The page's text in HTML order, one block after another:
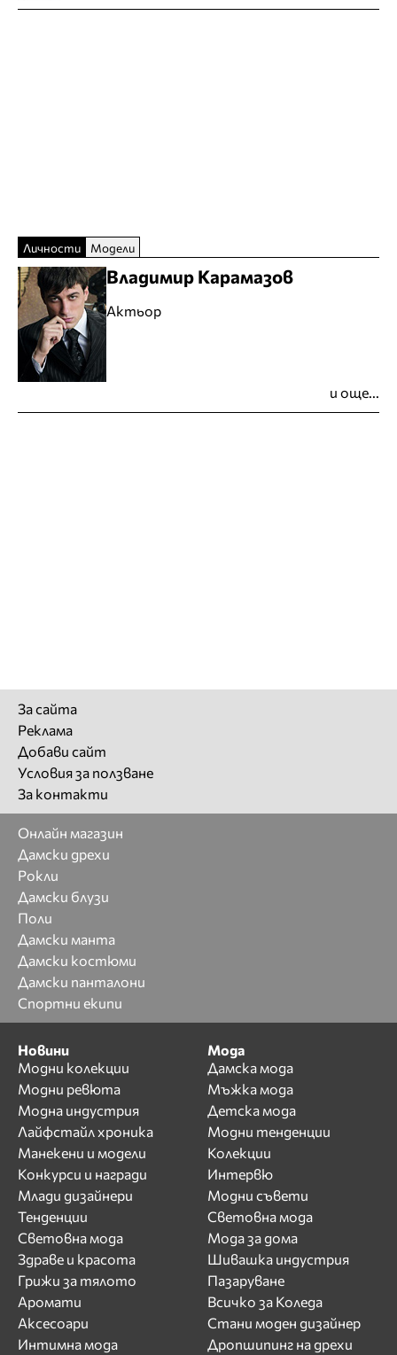
Личности Модели
Владимир Карамазов
Актьор
и още...
За сайта
Реклама
Добави сайт
Условия за ползване
За контакти
Онлайн магазин
Дамски дрехи
Рокли
Дамски блузи
Поли
Дамски манта
Дамски костюми
Дамски панталони
Спортни екипи
Новини
Модни колекции
Модни ревюта
Модна индустрия
Лайфстайл хроника
Манекени и модели
Конкурси и награди
Млади дизайнери
Тенденции
Световна мода
Здраве и красота
Грижи за тялото
Аромати
Аксесоари
Интимна мода
Мода
Дамска мода
Мъжка мода
Детска мода
Модни тенденции
Колекции
Интервю
Модни съвети
Световна мода
Мода за дома
Шивашка индустрия
Пазаруване
Всичко за Коледа
Стани моден дизайнер
Дропшипинг на дрехи